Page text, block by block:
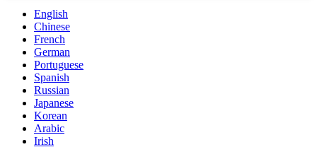
English
Chinese
French
German
Portuguese
Spanish
Russian
Japanese
Korean
Arabic
Irish